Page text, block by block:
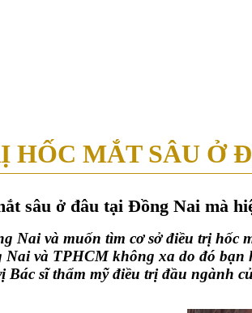
HỐC MẮT SÂU Ở
sâu ở đâu tại Đồng Nai mà
Nai và muốn tìm cơ sở điều trị hốc
và TPHCM không xa do đó bạn
Bác sĩ thẩm mỹ điều trị đầu ngành